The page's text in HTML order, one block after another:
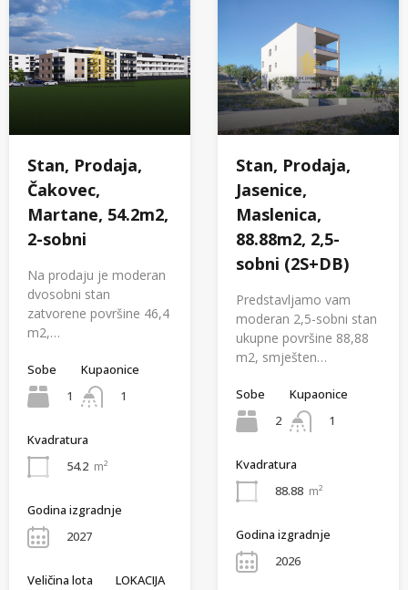
Stan, Prodaja,
Čakovec,
Martane, 54.2m2,
2-sobni
Na prodaju je moderan
dvosobni stan
zatvorene površine 46,4
m2,…
Sobe
1
Kupaonice
1
Kvadratura
54.2 m²
Godina izgradnje
2027
Veličina lota
LOKACIJA
Stan, Prodaja,
Jasenice,
Maslenica,
88.88m2, 2,5-
sobni (2S+DB)
Predstavljamo vam
moderan 2,5-sobni stan
ukupne površine 88,88
m2, smješten…
Sobe
2
Kupaonice
1
Kvadratura
88.88 m²
Godina izgradnje
2026